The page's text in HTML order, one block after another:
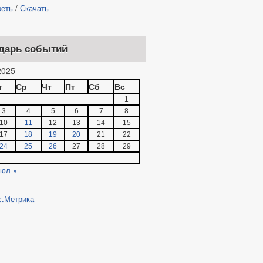
/ Скачать
событий
Ср Чт Пт Сб Вс
1
3
4 5 6 7
8
10
11 12 13 14
15
17
18 19 20 21
22
24
25 26 27 28 29
»